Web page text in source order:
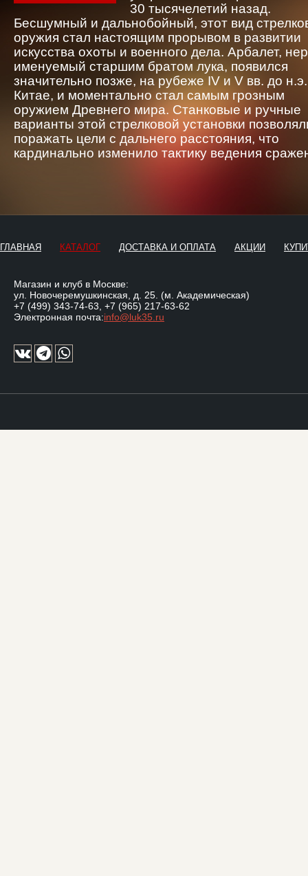
30 тысячелетий назад.
Бесшумный и дальнобойный, этот вид
оружия стал настоящим прорывом в развитии
искусства охоты и военного дела. Арбалет,
именуемый старшим братом лука, появился
значительно позже, на рубеже IV и V вв. до
Китае, и моментально стал самым грозным
оружием Древнего мира. Станковые и ручные
варианты этой стрелковой установки
поражать цели с дальнего расстояния, что
кардинально изменило тактику ведения
ГЛАВНАЯ КАТАЛОГ ДОСТАВКА И ОПЛАТА АКЦИИ
Магазин и клуб в Москве:
ул. Новочеремушкинская, д. 25. (м. Академическая)
+7 (499) 343-74-63 +7 (965) 217-63-62
Электронная почта:info@luk35.ru